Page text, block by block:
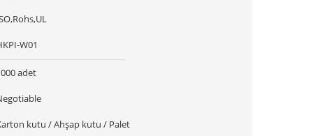
W01
adet
kutu / Ahşap kutu / Palet